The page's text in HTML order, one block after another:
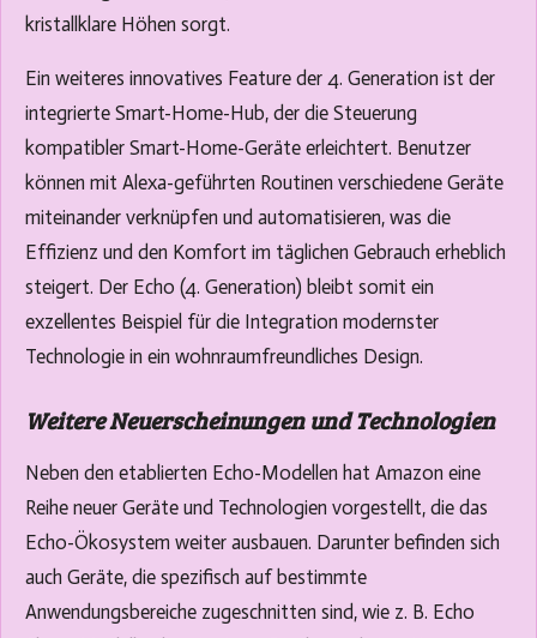
kristallklare Höhen sorgt.
Ein weiteres innovatives Feature der 4. Generation ist der
integrierte Smart-Home-Hub, der die Steuerung
kompatibler Smart-Home-Geräte erleichtert. Benutzer
können mit Alexa-geführten Routinen verschiedene Geräte
miteinander verknüpfen und automatisieren, was die
Effizienz und den Komfort im täglichen Gebrauch erheblich
steigert. Der Echo (4. Generation) bleibt somit ein
exzellentes Beispiel für die Integration modernster
Technologie in ein wohnraumfreundliches Design.
Weitere Neuerscheinungen und Technologien
Neben den etablierten Echo-Modellen hat Amazon eine
Reihe neuer Geräte und Technologien vorgestellt, die das
Echo-Ökosystem weiter ausbauen. Darunter befinden sich
auch Geräte, die spezifisch auf bestimmte
Anwendungsbereiche zugeschnitten sind, wie z. B. Echo